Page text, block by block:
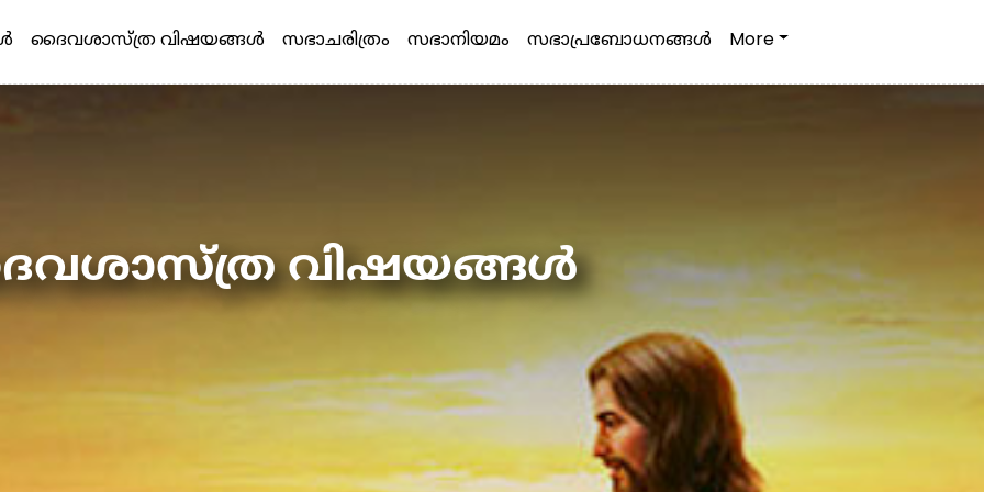
ദൈവശാസ്ത്ര വിഷയങ്ങള്‍ സഭാചരിത്രം സഭാനിയമം സഭാപ്രബോധനങ്ങള്‍ More
വിഷയങ്ങള്‍